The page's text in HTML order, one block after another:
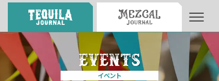
About About Tequila Journal
イベント